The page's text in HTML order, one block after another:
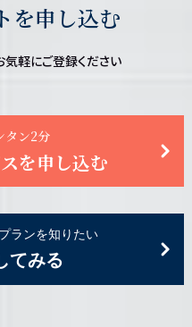
を申し込む
軽にご登録ください
タン2分
を申し込む
ランを知りたい
てみる